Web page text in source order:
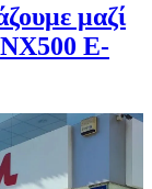
μαζί
NX500 E-